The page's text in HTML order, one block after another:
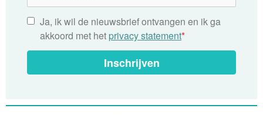
Ja, ik wil de nieuwsbrief ontvangen en ik ga
akkoord met het privacy statement*
Inschrijven